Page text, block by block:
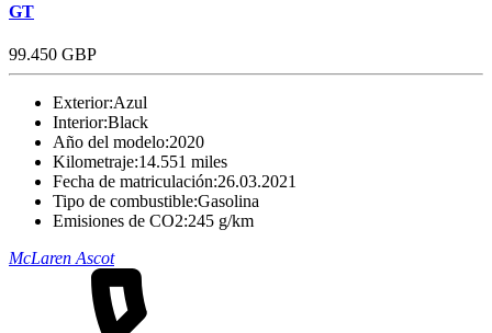
GT
99.450 GBP
Exterior:Azul
Interior:Black
Año del modelo:2020
Kilometraje:14.551 miles
Fecha de matriculación:26.03.2021
Tipo de combustible:Gasolina
Emisiones de CO2:245 g/km
McLaren Ascot